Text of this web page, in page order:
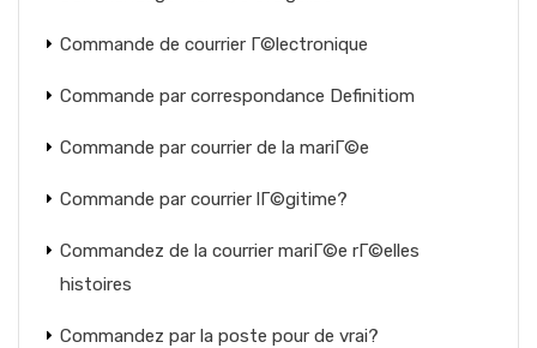
Commande de courrier Г©lectronique
Commande par correspondance Definitiom
Commande par courrier de la mariГ©e
Commande par courrier lГ©gitime?
Commandez de la courrier mariГ©e rГ©elles
histoires
Commandez par la poste pour de vrai?